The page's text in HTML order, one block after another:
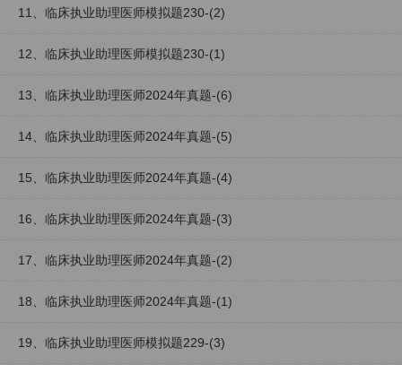
11、临床执业助理医师模拟题230-(2)
12、临床执业助理医师模拟题230-(1)
13、临床执业助理医师2024年真题-(6)
14、临床执业助理医师2024年真题-(5)
15、临床执业助理医师2024年真题-(4)
16、临床执业助理医师2024年真题-(3)
17、临床执业助理医师2024年真题-(2)
18、临床执业助理医师2024年真题-(1)
19、临床执业助理医师模拟题229-(3)